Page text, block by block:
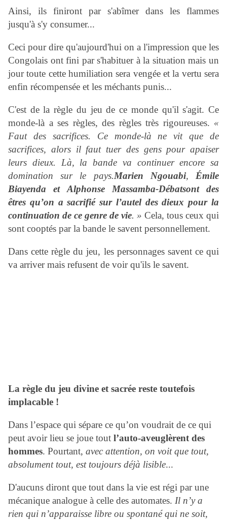
Ainsi, ils finiront par s'abîmer dans les flammes
jusqu'à s'y consumer...
Ceci pour dire qu'aujourd'hui on a l'impression que les
Congolais ont fini par s'habituer à la situation mais un
jour toute cette humiliation sera vengée et la vertu sera
enfin récompensée et les méchants punis...
C'est de la règle du jeu de ce monde qu'il s'agit. Ce
monde-là a ses règles, des règles très rigoureuses. «
Faut des sacrifices. Ce monde-là ne vit que de
sacrifices, alors il faut tuer des gens pour apaiser
leurs dieux. Là, la bande va continuer encore sa
domination sur le pays.Marien Ngouabi, Émile
Biayenda et Alphonse Massamba-Débatsont des
êtres qu’on a sacrifié sur l’autel des dieux pour la
continuation de ce genre de vie. » Cela, tous ceux qui
sont cooptés par la bande le savent personnellement.
Dans cette règle du jeu, les personnages savent ce qui
va arriver mais refusent de voir qu'ils le savent.
La règle du jeu divine et sacrée reste toutefois
implacable !
Dans l’espace qui sépare ce qu’on voudrait de ce qui
peut avoir lieu se joue tout l’auto-aveuglèrent des
hommes. Pourtant, avec attention, on voit que tout,
absolument tout, est toujours déjà lisible...
D'aucuns diront que tout dans la vie est régi par une
mécanique analogue à celle des automates. Il n’y a
rien qui n’apparaisse libre ou spontané qui ne soit,